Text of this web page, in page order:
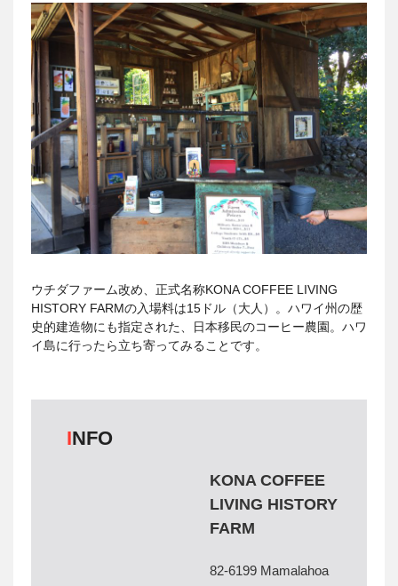
ウチダファーム改め、正式名称KONA COFFEE LIVING
HISTORY FARMの入場料は15ドル（大人）。ハワイ州の歴
史的建造物にも指定された、日本移民のコーヒー農園。ハワ
イ島に行ったら立ち寄ってみることです。
INFO
KONA COFFEE
LIVING HISTORY
FARM
82-6199 Mamalahoa